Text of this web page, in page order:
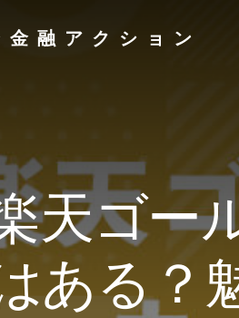
金融アクション
天ゴー
ある？